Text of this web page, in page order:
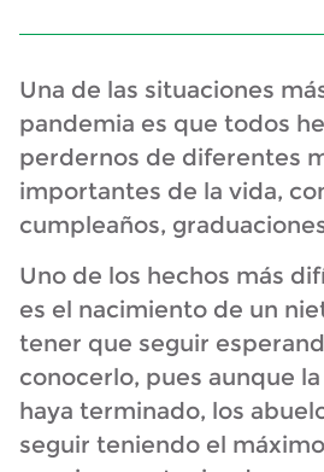
Una de las situaciones
pandemia es que todos
perdernos de diferentes
importantes de la vida,
cumpleaños,
Uno de los hechos más
es el nacimiento de un
tener que seguir
conocerlo, pues aunque
haya terminado, los
seguir teniendo el